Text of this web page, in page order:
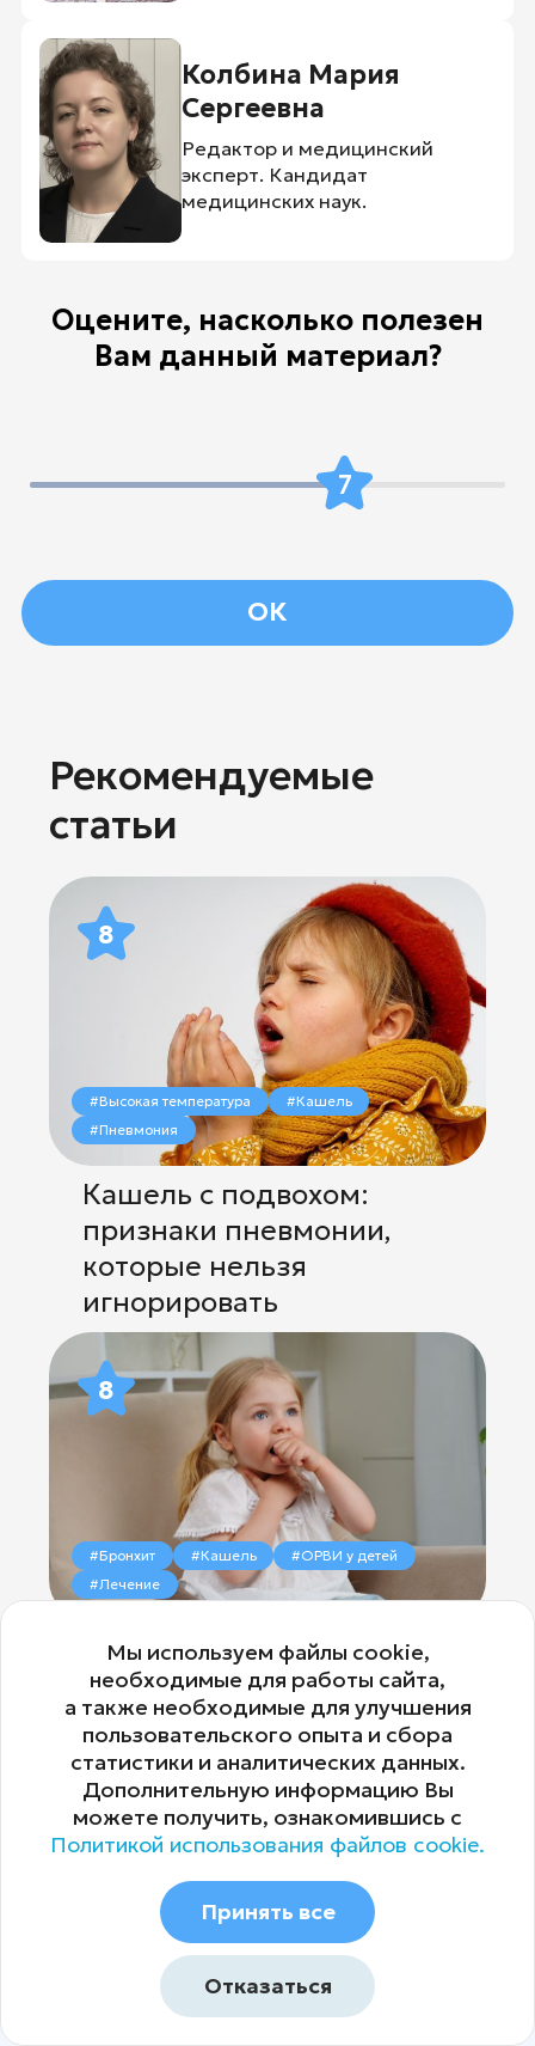
Колбина Мария
Сергеевна
Редактор и медицинский
эксперт. Кандидат
медицинских наук.
Оцените, насколько полезен
Вам данный материал?
7
ОК
Рекомендуемые
статьи
8
#Высокая температура
#Кашель
#Пневмония
Кашель с подвохом:
признаки пневмонии,
которые нельзя
игнорировать
8
#Бронхит #Кашель
#ОРВИ у детей
#Лечение
Острый бронхит у детей:
от первого кашля до
полного выздоровления
10
#ОРВИ у детей #Осложнения ОРВИ
ИМЕЮТСЯ ПРОТИВОПОКАЗАНИЯ. ПЕРЕД ПРИМЕНЕНИЕМ НЕОБХОДИМО
ПРОКОНСУЛЬТИРОВАТЬСЯ СО СПЕЦИАЛИСТОМ
Мы используем файлы cookie,
необходимые для работы сайта,
а также необходимые для улучшения
пользовательского опыта и сбора
статистики и аналитических данных.
Дополнительную информацию Вы
можете получить, ознакомившись с
Политикой использования файлов cookie.
Принять все
Отказаться